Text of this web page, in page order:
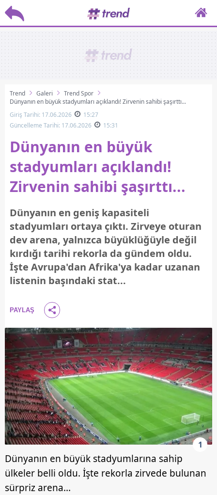
Trend Galeri
Trend Spor
Dünyanın en büyük stadyumları açıklandı! Zirvenin sahibi şaşırttı...
Giriş Tarihi: 17.06.2026
15:27
Güncelleme Tarihi: 17.06.2026
15:31
Dünyanın en büyük
stadyumları açıklandı!
Zirvenin sahibi şaşırttı...
Dünyanın en geniş kapasiteli
stadyumları ortaya çıktı. Zirveye oturan
dev arena, yalnızca büyüklüğüyle değil
kırdığı tarihi rekorla da gündem oldu.
İşte Avrupa'dan Afrika'ya kadar uzanan
listenin başındaki stat...
PAYLAŞ
1
Dünyanın en büyük stadyumlarına sahip
ülkeler belli oldu. İşte rekorla zirvede bulunan
sürpriz arena...